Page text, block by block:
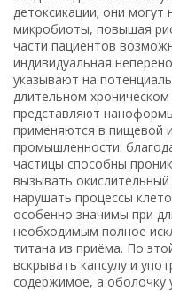
детоксикации; они
микробиоты, повышая
части пациентов
индивидуальная
указывают на
длительном
представляют
применяются в пищевой
промышленности:
частицы способны
вызывать
нарушать процессы
особенно значимы при
необходимым полное
титана из приёма. По
вскрывать капсулу и
содержимое, а оболочку